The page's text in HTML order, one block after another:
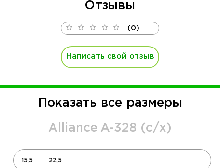
Отзывы
(0)
Написать свой отзыв
Показать все размеры
Alliance A-328 (с/х)
15,5 22,5